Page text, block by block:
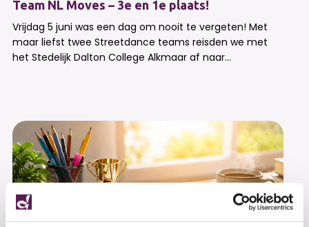
Team NL Moves – 3e en 1e plaats!
Vrijdag 5 juni was een dag om nooit te vergeten! Met
maar liefst twee Streetdance teams reisden we met
het Stedelijk Dalton College Alkmaar af naar...